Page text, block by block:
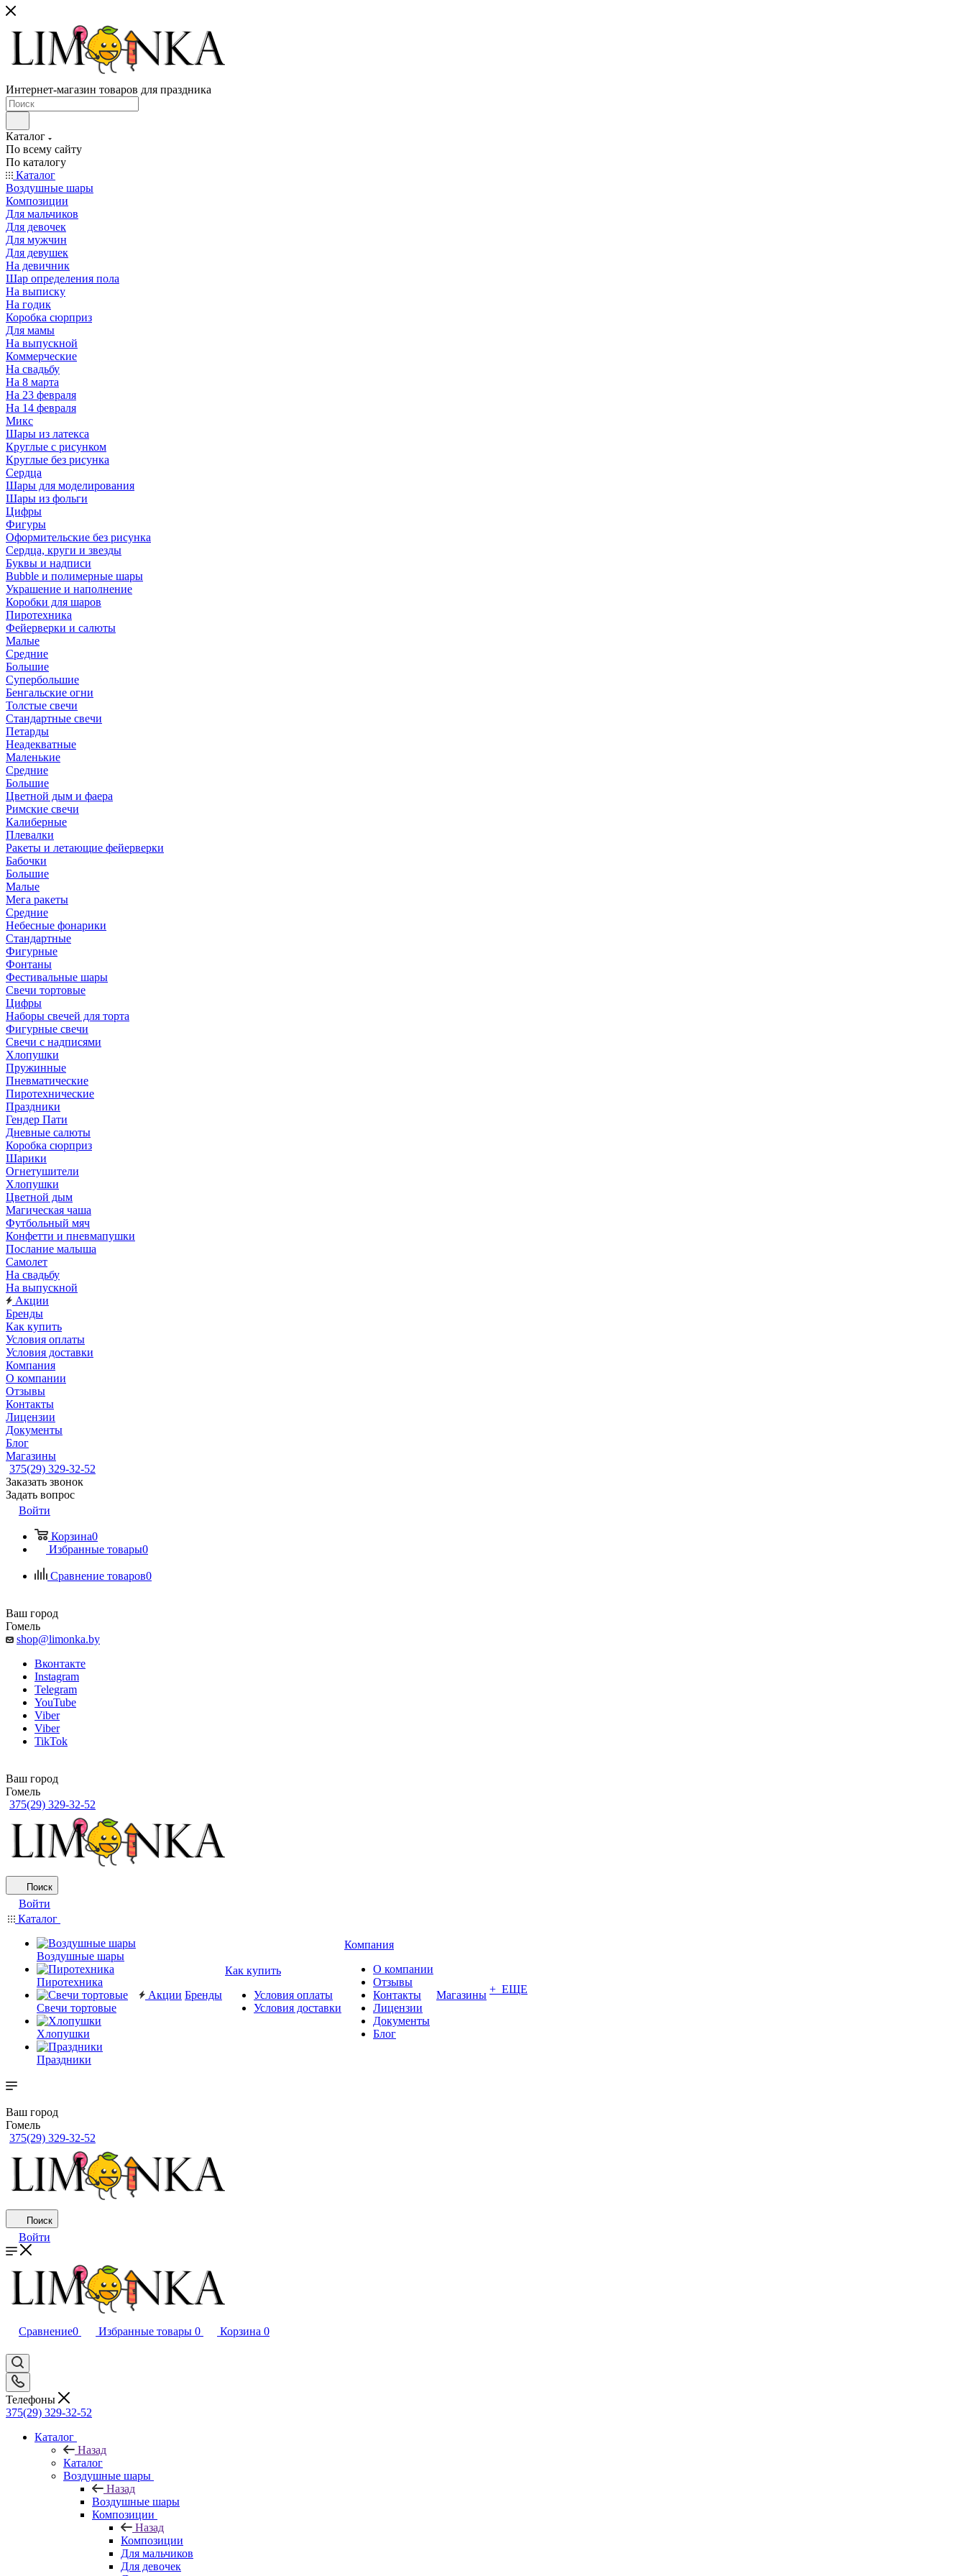
Интернет-магазин товаров для праздника
Каталог
По всему сайту
По каталогу
Каталог
Воздушные шары
Композиции
Для мальчиков
Для девочек
Для мужчин
Для девушек
На девичник
Шар определения пола
На выписку
На годик
Коробка сюрприз
Для мамы
На выпускной
Коммерческие
На свадьбу
На 8 марта
На 23 февраля
На 14 февраля
Микс
Шары из латекса
Круглые с рисунком
Круглые без рисунка
Сердца
Шары для моделирования
Шары из фольги
Цифры
Фигуры
Оформительские без рисунка
Сердца, круги и звезды
Буквы и надписи
Bubble и полимерные шары
Украшение и наполнение
Коробки для шаров
Пиротехника
Фейерверки и салюты
Малые
Средние
Большие
Супербольшие
Бенгальские огни
Толстые свечи
Стандартные свечи
Петарды
Неадекватные
Маленькие
Средние
Большие
Цветной дым и фаера
Римские свечи
Калиберные
Плевалки
Ракеты и летающие фейерверки
Бабочки
Большие
Малые
Мега ракеты
Средние
Небесные фонарики
Стандартные
Фигурные
Фонтаны
Фестивальные шары
Свечи тортовые
Цифры
Наборы свечей для торта
Фигурные свечи
Свечи с надписями
Хлопушки
Пружинные
Пневматические
Пиротехнические
Праздники
Гендер Пати
Дневные салюты
Коробка сюрприз
Шарики
Огнетушители
Хлопушки
Цветной дым
Магическая чаша
Футбольный мяч
Конфетти и пневмапушки
Послание малыша
Самолет
На свадьбу
На выпускной
Акции
Бренды
Как купить
Условия оплаты
Условия доставки
Компания
О компании
Отзывы
Контакты
Лицензии
Документы
Блог
Магазины
375(29) 329-32-52
Заказать звонок
Задать вопрос
Войти
Корзина0
Избранные товары0
Сравнение товаров0
Ваш город
Гомель
shop@limonka.by
Вконтакте
Instagram
Telegram
YouTube
Viber
Viber
TikTok
Ваш город
Гомель
375(29) 329-32-52
Поиск
Войти
Каталог
Воздушные шары
Пиротехника
Свечи тортовые
Хлопушки
Праздники
Акции Бренды
Как купить
Условия оплаты
Условия доставки
Компания
О компании
Отзывы
Контакты
Лицензии
Документы
Блог
Магазины + ЕЩЕ
Ваш город
Гомель
375(29) 329-32-52
Поиск
Войти
Сравнение0 Избранные товары 0 Корзина 0
Телефоны
375(29) 329-32-52
Каталог
Назад
Каталог
Воздушные шары
Назад
Воздушные шары
Композиции
Назад
Композиции
Для мальчиков
Для девочек